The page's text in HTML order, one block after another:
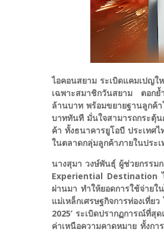
ไอคอนสยาม ระเบิดแคมเปญใ
เฉพาะสมาชิกวันสยาม ตอกย้
ล้านบาท พร้อมขยายฐานลูกค้
บาททันที มั่นใจสามารถกระตุ้
ค้า ทั้งธนาคารยูโอบี ประเทศ
ในตลาดกลุ่มลูกค้าภายในประ
นางสุมา วงษ์พันธุ์ ผู้ช่วยก
Experiential Destination ไ
ผ่านมา ทำให้ยอดการใช้จ่ายใ
แม่เหล็กเศรษฐกิจการท่องเที่
2025’ ระเบิดปรากฏการณ์ที่
ค่าเหนือความคาดหมาย ทั้งก